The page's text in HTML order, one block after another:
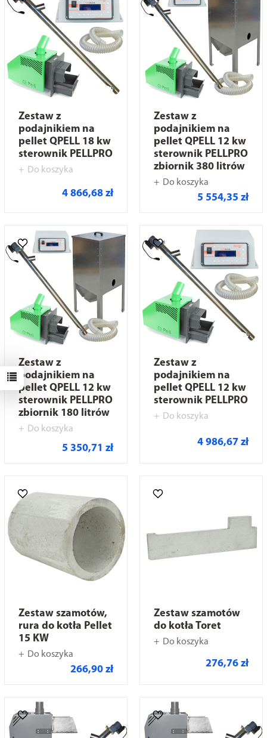
Zestaw z
podajnikiem na
pellet QPELL 18 kw
sterownik PELLPRO
Do koszyka
4 866,68 zł
Zestaw z
podajnikiem na
pellet QPELL 12 kw
sterownik PELLPRO
zbiornik 380 litrów
Do koszyka
5 554,35 zł
Zestaw z
podajnikiem na
pellet QPELL 12 kw
sterownik PELLPRO
zbiornik 180 litrów
Do koszyka
5 350,71 zł
Zestaw z
podajnikiem na
pellet QPELL 12 kw
sterownik PELLPRO
Do koszyka
4 986,67 zł
Zestaw szamotów,
rura do kotła Pellet
15 KW
Do koszyka
266,90 zł
Zestaw szamotów
do kotła Toret
Do koszyka
276,76 zł